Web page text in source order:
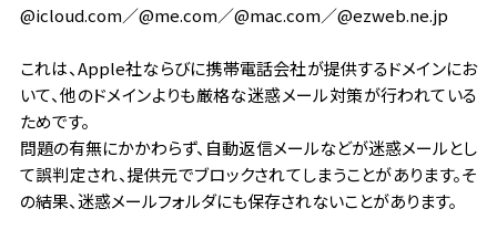
@icloud.com／@me.com／@mac.com／@ezweb.ne.jp
これは、Apple社ならびに携帯電話会社が提供するドメインにお
いて、他のドメインよりも厳格な迷惑メール対策が行われている
ためです。
問題の有無にかかわらず、自動返信メールなどが迷惑メールとし
て誤判定され、提供元でブロックされてしまうことがあります。そ
の結果、迷惑メールフォルダにも保存されないことがあります。